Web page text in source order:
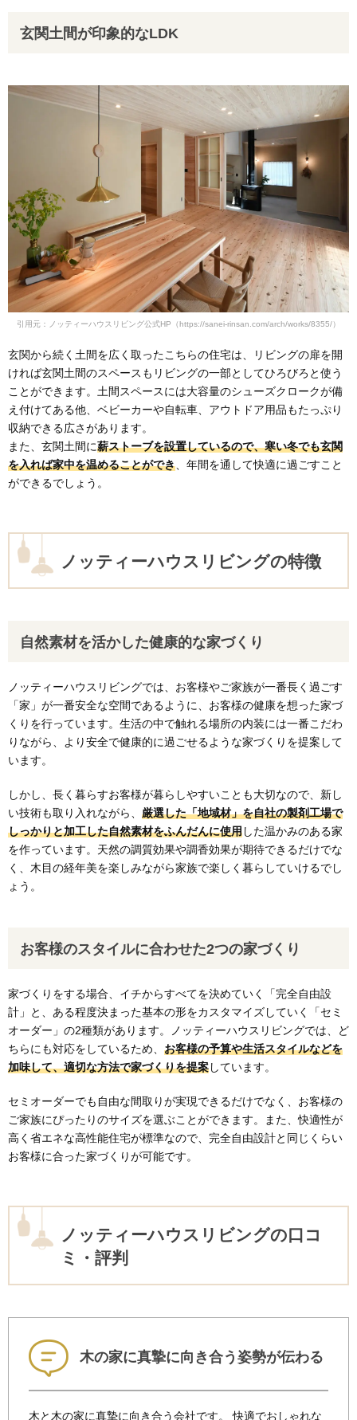
玄関土間が印象的なLDK
引用元：ノッティーハウスリビング公式HP（https://sanei-rinsan.com/arch/works/8355/）
玄関から続く土間を広く取ったこちらの住宅は、リビングの扉を開
ければ玄関土間のスペースもリビングの一部としてひろびろと使う
ことができます。土間スペースには大容量のシューズクロークが備
え付けてある他、ベビーカーや自転車、アウトドア用品もたっぷり
収納できる広さがあります。
また、玄関土間に薪ストーブを設置しているので、寒い冬でも玄関
を入れば家中を温めることができ 、年間を通して快適に過ごすこと
ができるでしょう。
ノッティーハウスリビングの特徴
自然素材を活かした健康的な家づくり
ノッティーハウスリビングでは、お客様やご家族が一番長く過ごす
「家」が一番安全な空間であるように、お客様の健康を想った家づ
くりを行っています。生活の中で触れる場所の内装には一番こだわ
りながら、より安全で健康的に過ごせるような家づくりを提案して
います。
しかし、長く暮らすお客様が暮らしやすいことも大切なので、新し
い技術も取り入れながら、 厳選した「地域材」を自社の製剤工場で
しっかりと加工した自然素材をふんだんに使用した温かみのある家
を作っています。天然の調質効果や調香効果が期待できるだけでな
く、木目の経年美を楽しみながら家族で楽しく暮らしていけるでし
ょう。
お客様のスタイルに合わせた2つの家づくり
家づくりをする場合、イチからすべてを決めていく「完全自由設
計」と、ある程度決まった基本の形をカスタマイズしていく「セミ
オーダー」の2種類があります。ノッティーハウスリビングでは、ど
ちらにも対応をしているため、 お客様の予算や生活スタイルなどを
加味して、適切な方法で家づくりを提案しています。
セミオーダーでも自由な間取りが実現できるだけでなく、お客様の
ご家族にぴったりのサイズを選ぶことができます。また、快適性が
高く省エネな高性能住宅が標準なので、完全自由設計と同じくらい
お客様に合った家づくりが可能です。
ノッティーハウスリビングの口コ
ミ・評判
木の家に真摯に向き合う姿勢が伝わる
木と木の家に真摯に向き合う会社です。 快適でおしゃれな